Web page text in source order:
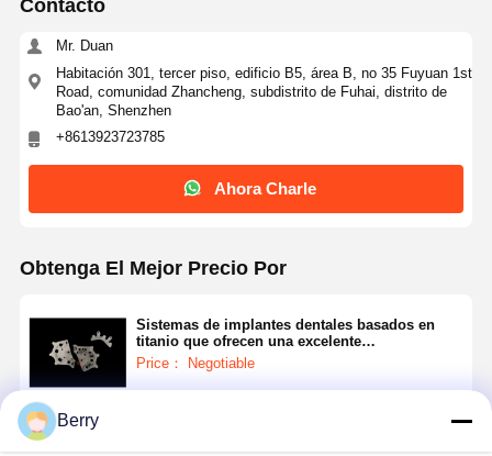
Contacto
Mr. Duan
Habitación 301, tercer piso, edificio B5, área B, no 35 Fuyuan 1st
Road, comunidad Zhancheng, subdistrito de Fuhai, distrito de
Bao'an, Shenzhen
+8613923723785
Ahora Charle
Obtenga El Mejor Precio Por
Sistemas de implantes dentales basados en
titanio que ofrecen una excelente
biocompatibilidad y resistencia mecánica para
la restauración dental
Price： Negotiable
Berry